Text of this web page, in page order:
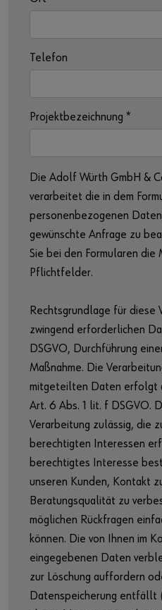
Telefon
Projektbezeichnung *
Die Adolf Würth GmbH &
verarbeitet die in dem
personenbezogenen
gewünschte Anfrage zu
Sie bei den Formularen die
Pflichtfelder.
Rechtsgrundlage für diese
zwingend erforderlichen
DSGVO, Durchführung
Maßnahme. Die
mitgeteilten Daten erfolgt
Art. 6 Abs. 1 lit. f DSGVO.
Verarbeitung zulässig, die
berechtigten Interessen
berechtigtes Interesse
unseren Kunden, Kontakt
Beratungsqualität zu
möglichen Rückfragen
können. Die von Ihnen im
eingegebenen Daten
zur Löschung auffordern
Datenspeicherung entfällt